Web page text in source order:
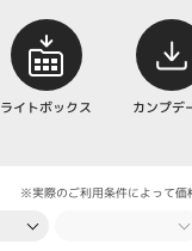
ライトボックス カンプデ
※実際のご利用条件によって価